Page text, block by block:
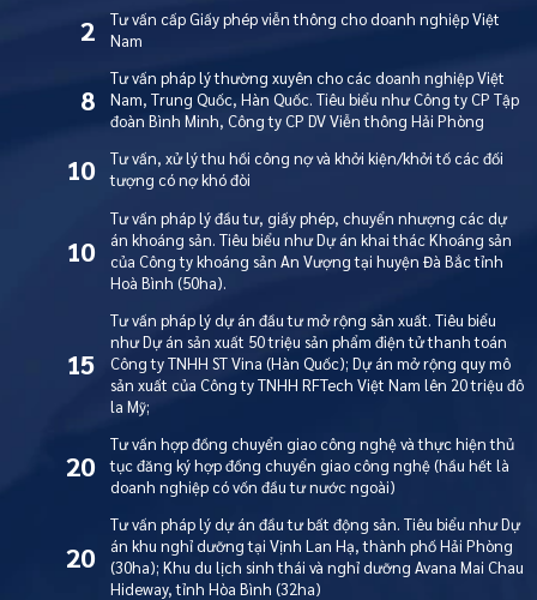
2
Tư vấn cấp Giấy phép viễn thông cho doanh nghiệp Việt
Nam
8
Tư vấn pháp lý thường xuyên cho các doanh nghiệp Việt
Nam, Trung Quốc, Hàn Quốc. Tiêu biểu như Công ty CP Tập
đoàn Bình Minh, Công ty CP DV Viễn thông Hải Phòng
10
Tư vấn, xử lý thu hồi công nợ và khởi kiện/khởi tố các đối
tượng có nợ khó đòi
10
Tư vấn pháp lý đầu tư, giấy phép, chuyển nhượng các dự
án khoáng sản. Tiêu biểu như Dự án khai thác Khoáng sản
của Công ty khoáng sản An Vượng tại huyện Đà Bắc tỉnh
Hoà Bình (50ha).
15
Tư vấn pháp lý dự án đầu tư mở rộng sản xuất. Tiêu biểu
như Dự án sản xuất 50 triệu sản phẩm điện tử thanh toán
Công ty TNHH ST Vina (Hàn Quốc); Dự án mở rộng quy mô
sản xuất của Công ty TNHH RFTech Việt Nam lên 20 triệu đô
la Mỹ;
20
Tư vấn hợp đồng chuyển giao công nghệ và thực hiện thủ
tục đăng ký hợp đồng chuyển giao công nghệ (hầu hết là
doanh nghiệp có vốn đầu tư nước ngoài)
20
Tư vấn pháp lý dự án đầu tư bất động sản. Tiêu biểu như Dự
án khu nghỉ dưỡng tại Vịnh Lan Hạ, thành phố Hải Phòng
(30ha); Khu du lịch sinh thái và nghỉ dưỡng Avana Mai Chau
Hideway, tỉnh Hòa Bình (32ha)